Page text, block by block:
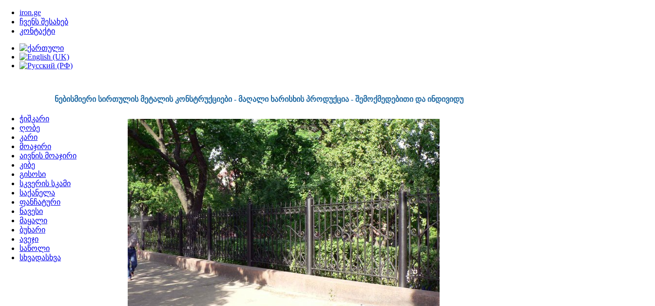
iron.ge
ჩვენს შესახებ
კონტაქტი
ნებისმიერი სირთულის მეტალის კონსტრუქციები - მაღალი ხარისხის პროდუქცია - შემოქმედებითი და ინდივიდუალური მიდგომა ყოველ დამკვეთთან - სტაბილურობა
ჭიშკარი
ღობე
კარი
მოაჯირი
აივნის მოაჯირი
კიბე
გისოსი
სკვერის სკამი
საქანელა
ფანჩატური
ნავესი
მაყალი
ბუხარი
ავეჯი
საწოლი
სხვადასხვა